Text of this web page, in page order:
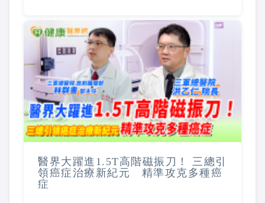
醫界大躍進1.5T高階磁振刀！ 三總引
領癌症治療新紀元 精準攻克多種癌
症